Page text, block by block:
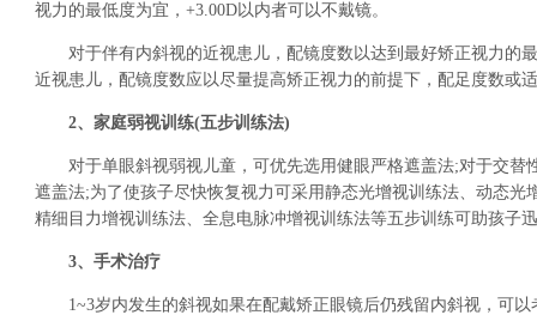
视力的最低度为宜，+3.00D以内者可以不戴镜。
对于伴有内斜视的近视患儿，配镜度数以达到最好矫正视力的
近视患儿，配镜度数应以尽量提高矫正视力的前提下，配足度数或
2、家庭弱视训练(五步训练法)
对于单眼斜视弱视儿童，可优先选用健眼严格遮盖法;对于交替
遮盖法;为了使孩子尽快恢复视力可采用静态光增视训练法、动态光
精细目力增视训练法、全息电脉冲增视训练法等五步训练可助孩子
3、手术治疗
1~3岁内发生的斜视如果在配戴矫正眼镜后仍残留内斜视，可以